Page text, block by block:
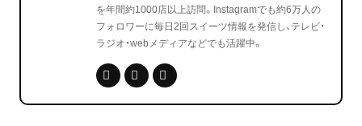
を年間約1000店以上訪問。Instagramでも約6万人の
フォロワーに毎日2回スイーツ情報を発信し、テレビ・
ラジオ・webメディアなどでも活躍中。